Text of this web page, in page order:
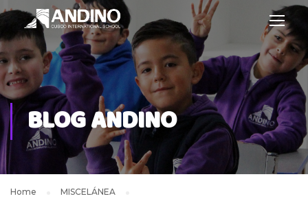
BLOG ANDINO
Home
MISCELÁNEA